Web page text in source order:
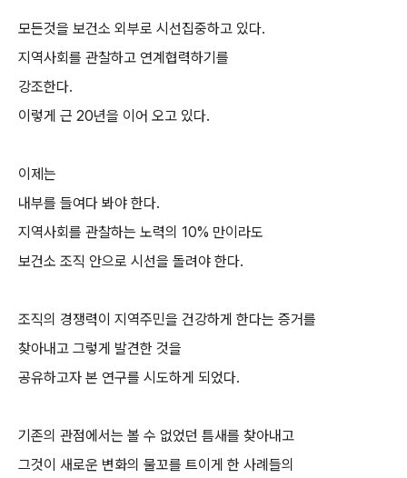
모든것을 보건소 외부로 시선집중하고 있다.
지역사회를 관찰하고 연계협력하기를
강조한다.
이렇게 근 20년을 이어 오고 있다.
이제는
내부를 들여다 봐야 한다.
지역사회를 관찰하는 노력의 10% 만이라도
보건소 조직 안으로 시선을 돌려야 한다.
조직의 경쟁력이 지역주민을 건강하게 한다는 증거를
찾아내고 그렇게 발견한 것을
공유하고자 본 연구를 시도하게 되었다.
기존의 관점에서는 볼 수 없었던 틈새를 찾아내고
그것이 새로운 변화의 물꼬를 트이게 한 사례들의